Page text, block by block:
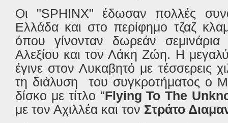
Οι "SPHINX" έδωσαν πολλές
Ελλάδα και στο περίφημο τζαζ
όπου γίνονταν δωρεάν
Αλεξίου και τον Λάκη Ζώη. Η
έγινε στον Λυκαβητό με τέσσερεις
τη διάλυση του συγκροτήματος ο
δίσκο με τίτλο "Flying To The
με τον Αχιλλέα και τον Στράτο